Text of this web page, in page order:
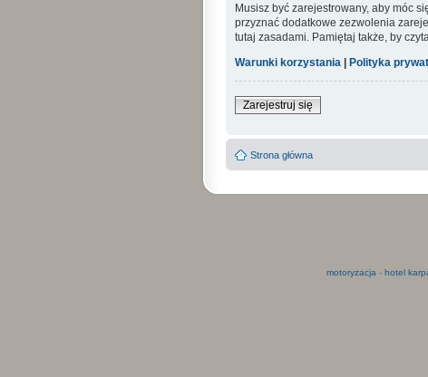
Musisz być zarejestrowany, aby móc
przyznać dodatkowe zezwolenia
tutaj zasadami. Pamiętaj także, by
Warunki korzystania | Polityka
Zarejestruj się
Strona główna
motoryzacja - hotel